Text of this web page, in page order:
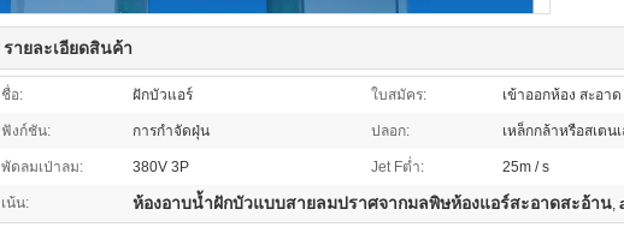
รายละเอียดสินค้า
ชื่อ: ฝักบัวแอร์ ใบสมัคร: เข้าออกห้อง สะอาด
ฟังก์ชัน: การกำจัดฝุ่น ปลอก: เหล็กกล้าหรือสเตน
พัดลมเป่าลม: 380V 3P Jet Fต่ำ: 25m / s
เน้น: ห้องอาบน้ำฝักบัวแบบสายลมปราศจากมลพิษห้องแอร์สะอาดสะอ้าน,